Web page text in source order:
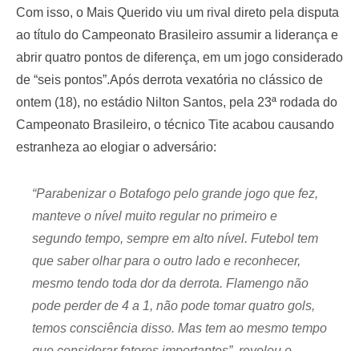
Com isso, o Mais Querido viu um rival direto pela disputa
ao título do Campeonato Brasileiro assumir a liderança e
abrir quatro pontos de diferença, em um jogo considerado
de “seis pontos”.Após derrota vexatória no clássico de
ontem (18), no estádio Nilton Santos, pela 23ª rodada do
Campeonato Brasileiro, o técnico Tite acabou causando
estranheza ao elogiar o adversário:
“Parabenizar o Botafogo pelo grande jogo que fez,
manteve o nível muito regular no primeiro e
segundo tempo, sempre em alto nível. Futebol tem
que saber olhar para o outro lado e reconhecer,
mesmo tendo toda dor da derrota. Flamengo não
pode perder de 4 a 1, não pode tomar quatro gols,
temos consciência disso. Mas tem ao mesmo tempo